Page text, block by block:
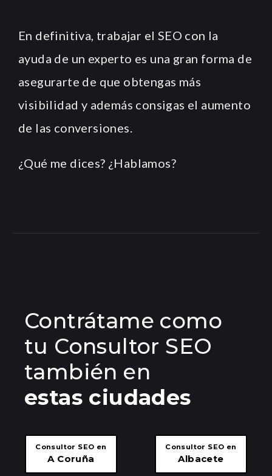
En definitiva, trabajar el SEO con la
ayuda de un experto es una gran forma de
asegurarte de que obtengas más
visibilidad y además consigas el aumento
de las conversiones.
¿Qué me dices? ¿Hablamos?
Contrátame como
tu Consultor SEO
también en
estas ciudades
Consultor SEO en
A Coruña
Consultor SEO en
Albacete